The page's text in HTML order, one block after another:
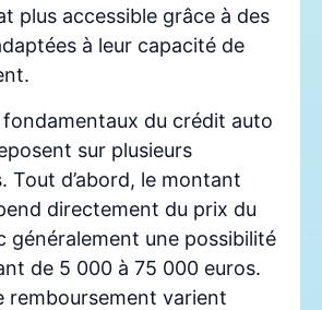
plus accessible grâce à des
à leur capacité de
fondamentaux du crédit auto
sur plusieurs
Tout d’abord, le montant
directement du prix du
généralement une possibilité
de 5 000 à 75 000 euros.
remboursement varient